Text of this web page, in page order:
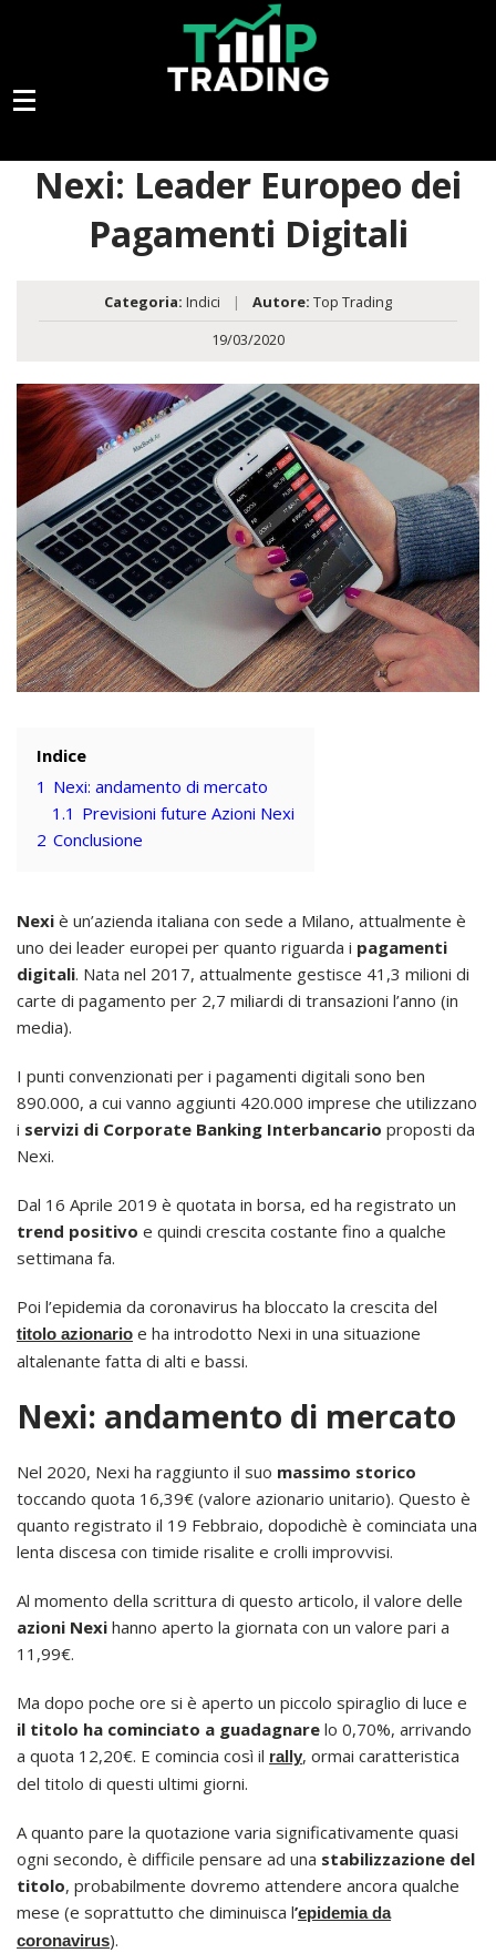
Nexi: Leader Europeo dei
Pagamenti Digitali
Categoria: Indici | Autore: Top Trading
19/03/2020
Indice
1 Nexi: andamento di mercato
1.1 Previsioni future Azioni Nexi
2 Conclusione
Nexi è un’azienda italiana con sede a Milano, attualmente è
uno dei leader europei per quanto riguarda i pagamenti
digitali. Nata nel 2017, attualmente gestisce 41,3 milioni di
carte di pagamento per 2,7 miliardi di transazioni l’anno (in
media).
I punti convenzionati per i pagamenti digitali sono ben
890.000, a cui vanno aggiunti 420.000 imprese che utilizzano
i servizi di Corporate Banking Interbancario proposti da
Nexi.
Dal 16 Aprile 2019 è quotata in borsa, ed ha registrato un
trend positivo e quindi crescita costante fino a qualche
settimana fa.
Poi l’epidemia da coronavirus ha bloccato la crescita del
titolo azionario e ha introdotto Nexi in una situazione
altalenante fatta di alti e bassi.
Nexi: andamento di mercato
Nel 2020, Nexi ha raggiunto il suo massimo storico
toccando quota 16,39€ (valore azionario unitario). Questo è
quanto registrato il 19 Febbraio, dopodichè è cominciata una
lenta discesa con timide risalite e crolli improvvisi.
Al momento della scrittura di questo articolo, il valore delle
azioni Nexi hanno aperto la giornata con un valore pari a
11,99€.
Ma dopo poche ore si è aperto un piccolo spiraglio di luce e
il titolo ha cominciato a guadagnare lo 0,70%, arrivando
a quota 12,20€. E comincia così il rally, ormai caratteristica
del titolo di questi ultimi giorni.
A quanto pare la quotazione varia significativamente quasi
ogni secondo, è difficile pensare ad una stabilizzazione del
titolo, probabilmente dovremo attendere ancora qualche
mese (e soprattutto che diminuisca l’epidemia da
coronavirus).